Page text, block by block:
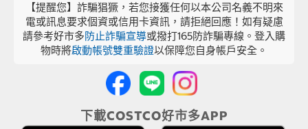
【提醒您】詐騙猖獗，若您接獲任何以本公司名義不明來
電或訊息要求個資或信用卡資訊，請拒絕回應！如有疑慮
請參考好市多防止詐騙宣導或撥打165防詐騙專線。登入購
物時將啟動帳號雙重驗證以保障您自身帳戶安全。
下載COSTCO好市多APP